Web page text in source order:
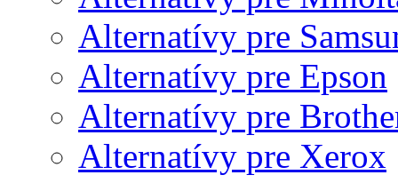
Alternatívy pre
Alternatívy pre Epson
Alternatívy pre
Alternatívy pre Xerox